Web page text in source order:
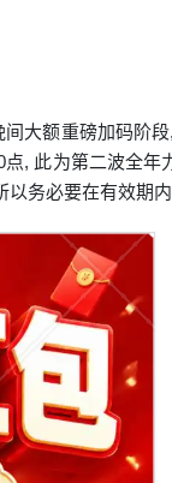
大额重磅加码阶
, 此为第二波全年
务必要在有效期内